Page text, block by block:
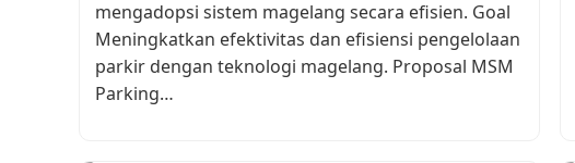
mengadopsi sistem magelang secara efisien. Goal
Meningkatkan efektivitas dan efisiensi pengelolaan
parkir dengan teknologi magelang. Proposal MSM
Parking…